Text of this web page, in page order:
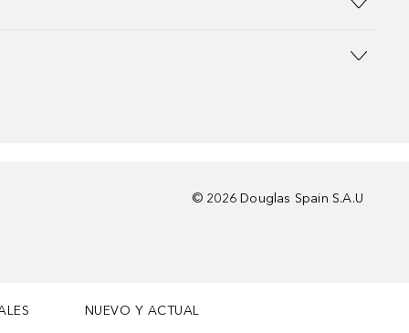
© 2026 Douglas Spain S.A.U
NUEVO Y ACTUAL